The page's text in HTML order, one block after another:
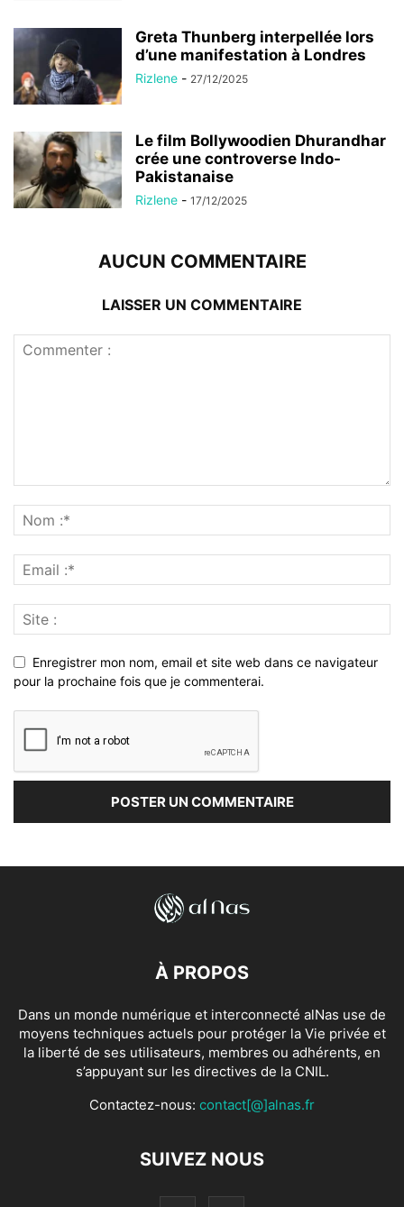
Greta Thunberg interpellée lors
d’une manifestation à Londres
Rizlene - 27/12/2025
Le film Bollywoodien Dhurandhar
crée une controverse Indo-
Pakistanaise
Rizlene - 17/12/2025
AUCUN COMMENTAIRE
LAISSER UN COMMENTAIRE
Enregistrer mon nom, email et site web dans ce navigateur
pour la prochaine fois que je commenterai.
À PROPOS
Dans un monde numérique et interconnecté alNas use de
moyens techniques actuels pour protéger la Vie privée et
la liberté de ses utilisateurs, membres ou adhérents, en
s’appuyant sur les directives de la CNIL.
Contactez-nous: contact[@]alnas.fr
SUIVEZ NOUS